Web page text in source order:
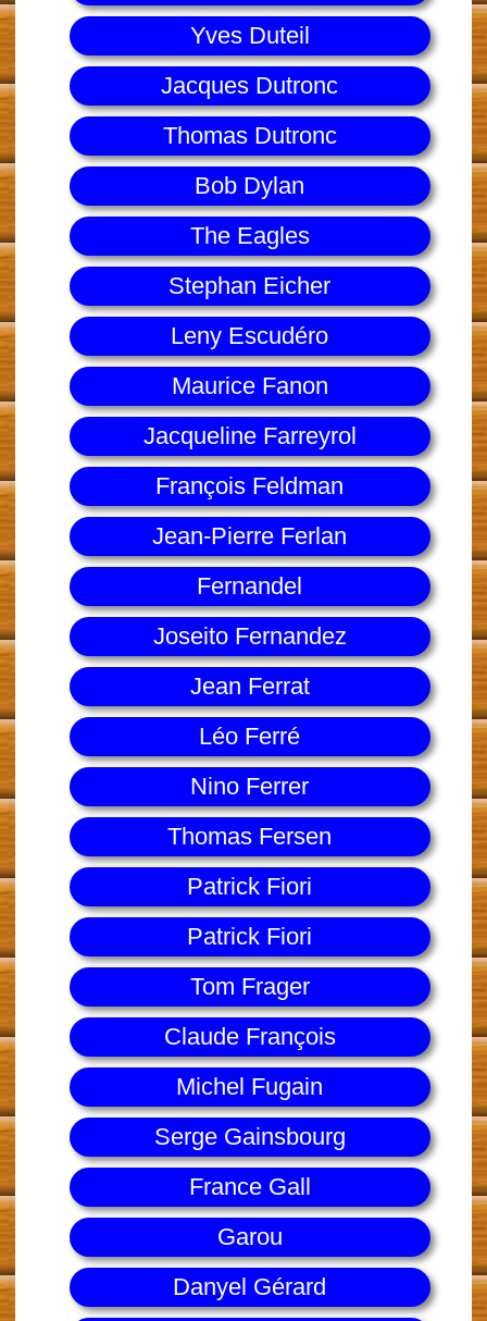
Yves Duteil
Jacques Dutronc
Thomas Dutronc
Bob Dylan
The Eagles
Stephan Eicher
Leny Escudéro
Maurice Fanon
Jacqueline Farreyrol
François Feldman
Jean-Pierre Ferlan
Fernandel
Joseito Fernandez
Jean Ferrat
Léo Ferré
Nino Ferrer
Thomas Fersen
Patrick Fiori
Patrick Fiori
Tom Frager
Claude François
Michel Fugain
Serge Gainsbourg
France Gall
Garou
Danyel Gérard